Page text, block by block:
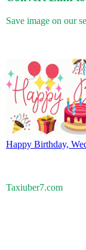
Save image on our
Happy Birthday,
Taxiuber7.com